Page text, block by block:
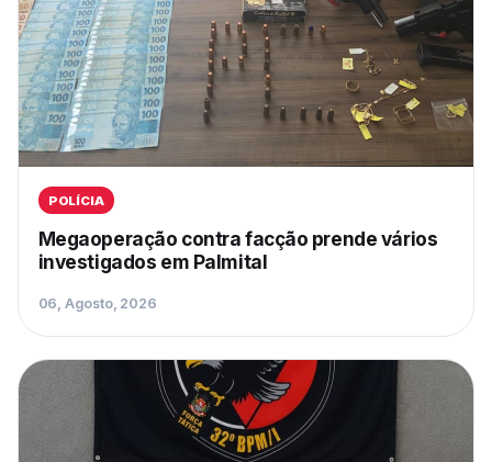
POLÍCIA
Megaoperação contra facção prende vários
investigados em Palmital
06, Agosto, 2026